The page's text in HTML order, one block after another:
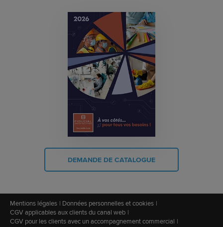
DEMANDE DE CATALOGUE
Mentions légales
Données personnelles et cookies
CGV applicables aux clients du canal web
CGV pour les clients avec un accompagnement commercial